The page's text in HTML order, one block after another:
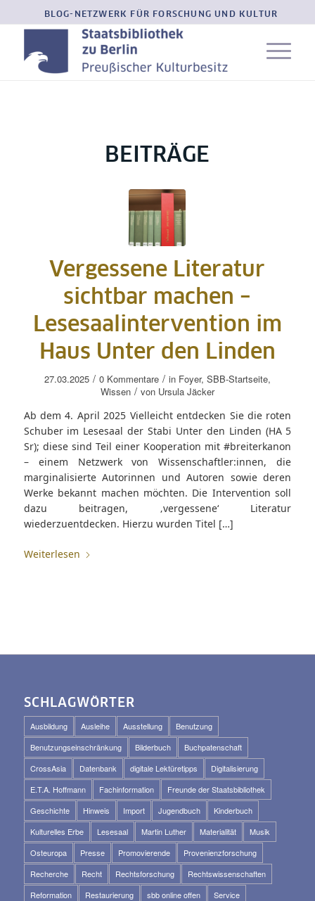
BLOG-NETZWERK FÜR FORSCHUNG UND KULTUR
BEITRÄGE
Vergessene Literatur
sichtbar machen –
Lesesaalintervention im
Haus Unter den Linden
27.03.2025 / 0 Kommentare / in Foyer, SBB-Startseite,
Wissen / von Ursula Jäcker
Ab dem 4. April 2025 Vielleicht entdecken Sie die roten
Schuber im Lesesaal der Stabi Unter den Linden (HA 5
Sr); diese sind Teil einer Kooperation mit #breiterkanon
– einem Netzwerk von Wissenschaftler:innen, die
marginalisierte Autorinnen und Autoren sowie deren
Werke bekannt machen möchten. Die Intervention soll
dazu beitragen, ‚vergessene‘ Literatur
wiederzuentdecken. Hierzu wurden Titel […]
Weiterlesen
SCHLAGWÖRTER
Ausbildung Ausleihe Ausstellung
Benutzung
Benutzungseinschränkung
Bilderbuch
Buchpatenschaft
CrossAsia
Datenbank digitale Lektüretipps
Digitalisierung
E.T.A. Hoffmann
Fachinformation
Freunde der Staatsbibliothek
Geschichte
Hinweis Import Jugendbuch
Kinderbuch
Kulturelles Erbe
Lesesaal Martin Luther Materialität
Musik
Osteuropa
Presse Promovierende
Provenienzforschung
Recherche
Recht Rechtsforschung
Rechtswissenschaften
Reformation
Restaurierung sbb online offen
Service